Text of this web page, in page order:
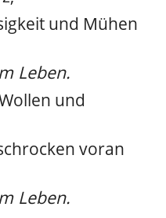
und Mühen
Leben.
und
voran
Leben.